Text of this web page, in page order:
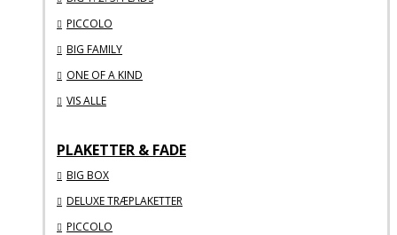
PICCOLO
BIG FAMILY
ONE OF A KIND
VIS ALLE
PLAKETTER & FADE
BIG BOX
DELUXE TRÆPLAKETTER
PICCOLO